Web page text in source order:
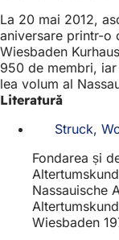
La 20 mai 2012,
aniversare printr-o
Wiesbaden
950 de membri,
lea volum al
Literatură
Struck,
Fondarea și
Nassauische
Wiesbaden